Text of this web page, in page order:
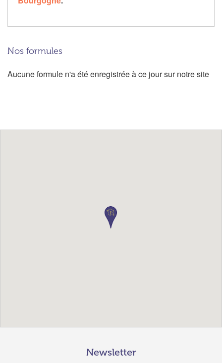
Nos formules
Aucune formule n'a été enregistrée à ce jour sur notre site
Newsletter